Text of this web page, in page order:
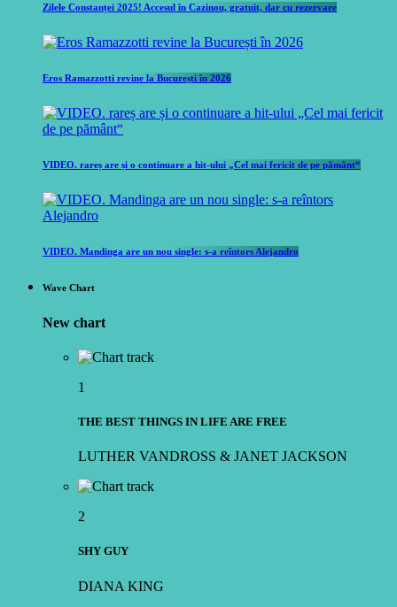
Zilele Constanței 2025! Accesul în Cazinou, gratuit, dar cu rezervare
Eros Ramazzotti revine la București în 2026
VIDEO. rareș are și o continuare a hit-ului „Cel mai fericit de pe pământ“
VIDEO. Mandinga are un nou single: s-a reîntors Alejandro
Wave Chart
New chart
1
THE BEST THINGS IN LIFE ARE FREE
LUTHER VANDROSS & JANET JACKSON
2
SHY GUY
DIANA KING